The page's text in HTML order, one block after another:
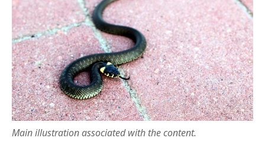
Main illustration associated with the content.